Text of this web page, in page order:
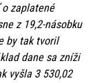
zaplatené
z 19,2-násobku
by tak tvoril
dane sa zníži
vyšla 3 530,02